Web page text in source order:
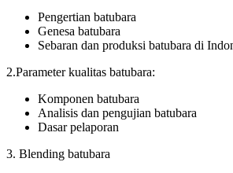
Pengertian batubara
Genesa batubara
Sebaran dan produksi batubara di
2.Parameter kualitas batubara:
Komponen batubara
Analisis dan pengujian batubara
Dasar pelaporan
3. Blending batubara